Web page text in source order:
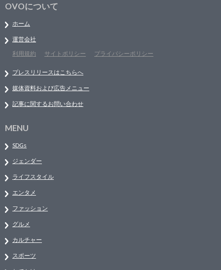
OVOについて
ホーム
運営会社
利用規約
サイトポリシー プライバシーポリシー
プレスリリースはこちらへ
媒体資料および広告メニュー
記事に関するお問い合わせ
MENU
SDGs
ジェンダー
ライフスタイル
エンタメ
ファッション
グルメ
カルチャー
スポーツ